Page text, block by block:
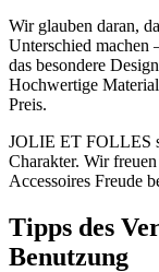
Wir glauben daran,
Unterschied machen
das besondere
Hochwertige
Preis.
JOLIE ET FOLLES
Charakter. Wir
Accessoires Freude
Tipps des
Benutzung